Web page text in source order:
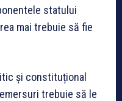
statului
mai trebuie să fie
și constituțional
trebuie să le